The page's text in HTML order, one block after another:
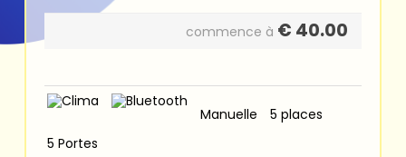
commence à € 40.00
Manuelle
5 places
5 Portes